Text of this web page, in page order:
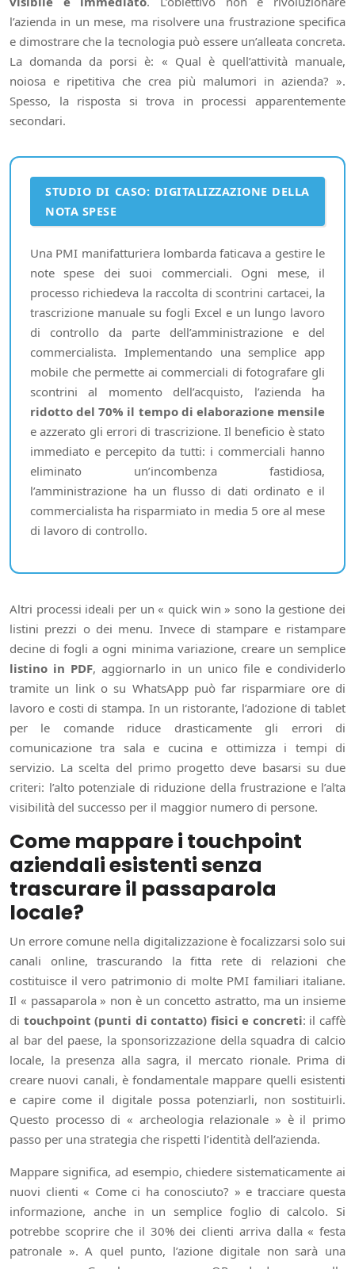
l’azienda in un mese, ma risolvere una frustrazione specifica
e dimostrare che la tecnologia può essere un’alleata concreta.
La domanda da porsi è: « Qual è quell’attività manuale,
noiosa e ripetitiva che crea più malumori in azienda? ».
Spesso, la risposta si trova in processi apparentemente
secondari.
STUDIO DI CASO: DIGITALIZZAZIONE DELLA
NOTA SPESE
Una PMI manifatturiera lombarda faticava a gestire le
note spese dei suoi commerciali. Ogni mese, il
processo richiedeva la raccolta di scontrini cartacei, la
trascrizione manuale su fogli Excel e un lungo lavoro
di controllo da parte dell’amministrazione e del
commercialista. Implementando una semplice app
mobile che permette ai commerciali di fotografare gli
scontrini al momento dell’acquisto, l’azienda ha
ridotto del 70% il tempo di elaborazione mensile
e azzerato gli errori di trascrizione. Il beneficio è stato
immediato e percepito da tutti: i commerciali hanno
eliminato un’incombenza fastidiosa,
l’amministrazione ha un flusso di dati ordinato e il
commercialista ha risparmiato in media 5 ore al mese
di lavoro di controllo.
Altri processi ideali per un « quick win » sono la gestione dei
listini prezzi o dei menu. Invece di stampare e ristampare
decine di fogli a ogni minima variazione, creare un semplice
listino in PDF, aggiornarlo in un unico file e condividerlo
tramite un link o su WhatsApp può far risparmiare ore di
lavoro e costi di stampa. In un ristorante, l’adozione di tablet
per le comande riduce drasticamente gli errori di
comunicazione tra sala e cucina e ottimizza i tempi di
servizio. La scelta del primo progetto deve basarsi su due
criteri: l’alto potenziale di riduzione della frustrazione e l’alta
visibilità del successo per il maggior numero di persone.
Come mappare i touchpoint
aziendali esistenti senza
trascurare il passaparola
locale?
Un errore comune nella digitalizzazione è focalizzarsi solo sui
canali online, trascurando la fitta rete di relazioni che
costituisce il vero patrimonio di molte PMI familiari italiane.
Il « passaparola » non è un concetto astratto, ma un insieme
di touchpoint (punti di contatto) fisici e concreti: il caffè
al bar del paese, la sponsorizzazione della squadra di calcio
locale, la presenza alla sagra, il mercato rionale. Prima di
creare nuovi canali, è fondamentale mappare quelli esistenti
e capire come il digitale possa potenziarli, non sostituirli.
Questo processo di « archeologia relazionale » è il primo
passo per una strategia che rispetti l’identità dell’azienda.
Mappare significa, ad esempio, chiedere sistematicamente ai
nuovi clienti « Come ci ha conosciuto? » e tracciare questa
informazione, anche in un semplice foglio di calcolo. Si
potrebbe scoprire che il 30% dei clienti arriva dalla « festa
patronale ». A quel punto, l’azione digitale non sarà una